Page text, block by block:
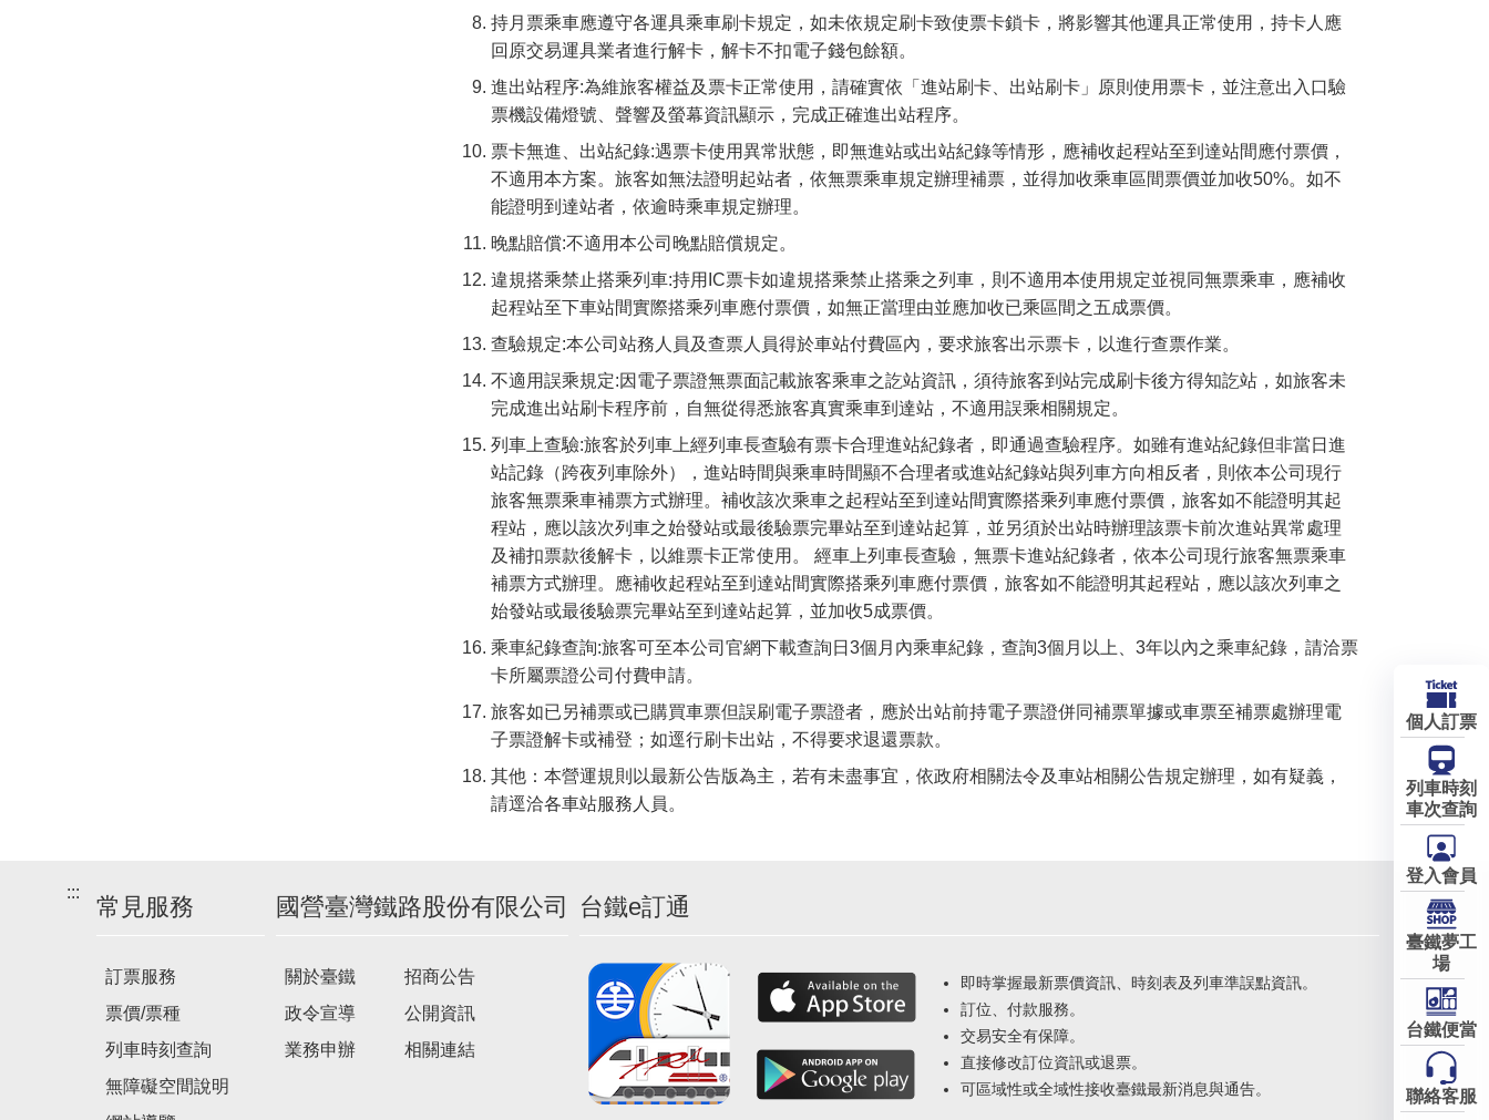
持月票乘車應遵守各運具乘車刷卡規定，如未依規定刷卡致使票卡鎖卡，將影響其他運具正常使用，持卡人應
回原交易運具業者進行解卡，解卡不扣電子錢包餘額。
進出站程序:為維旅客權益及票卡正常使用，請確實依「進站刷卡、出站刷卡」原則使用票卡，並注意出入口驗
票機設備燈號、聲響及螢幕資訊顯示，完成正確進出站程序。
票卡無進、出站紀錄:遇票卡使用異常狀態，即無進站或出站紀錄等情形，應補收起程站至到達站間應付票價，
不適用本方案。旅客如無法證明起站者，依無票乘車規定辦理補票，並得加收乘車區間票價並加收50%。如不
能證明到達站者，依逾時乘車規定辦理。
晚點賠償:不適用本公司晚點賠償規定。
違規搭乘禁止搭乘列車:持用IC票卡如違規搭乘禁止搭乘之列車，則不適用本使用規定並視同無票乘車，應補收
起程站至下車站間實際搭乘列車應付票價，如無正當理由並應加收已乘區間之五成票價。
查驗規定:本公司站務人員及查票人員得於車站付費區內，要求旅客出示票卡，以進行查票作業。
不適用誤乘規定:因電子票證無票面記載旅客乘車之訖站資訊，須待旅客到站完成刷卡後方得知訖站，如旅客未
完成進出站刷卡程序前，自無從得悉旅客真實乘車到達站，不適用誤乘相關規定。
列車上查驗:旅客於列車上經列車長查驗有票卡合理進站紀錄者，即通過查驗程序。如雖有進站紀錄但非當日進
站記錄（跨夜列車除外），進站時間與乘車時間顯不合理者或進站紀錄站與列車方向相反者，則依本公司現行
旅客無票乘車補票方式辦理。補收該次乘車之起程站至到達站間實際搭乘列車應付票價，旅客如不能證明其起
程站，應以該次列車之始發站或最後驗票完畢站至到達站起算，並另須於出站時辦理該票卡前次進站異常處理
及補扣票款後解卡，以維票卡正常使用。 經車上列車長查驗，無票卡進站紀錄者，依本公司現行旅客無票乘車
補票方式辦理。應補收起程站至到達站間實際搭乘列車應付票價，旅客如不能證明其起程站，應以該次列車之
始發站或最後驗票完畢站至到達站起算，並加收5成票價。
乘車紀錄查詢:旅客可至本公司官網下載查詢日3個月內乘車紀錄，查詢3個月以上、3年以內之乘車紀錄，請洽票
卡所屬票證公司付費申請。
旅客如已另補票或已購買車票但誤刷電子票證者，應於出站前持電子票證併同補票單據或車票至補票處辦理電
子票證解卡或補登；如逕行刷卡出站，不得要求退還票款。
其他：本營運規則以最新公告版為主，若有未盡事宜，依政府相關法令及車站相關公告規定辦理，如有疑義，
請逕洽各車站服務人員。
:::
常見服務
訂票服務
票價/票種
列車時刻查詢
無障礙空間說明
國營臺灣鐵路股份有限公司
關於臺鐵
政令宣導
業務申辦
招商公告
公開資訊
相關連結
台鐵e訂通
即時掌握最新票價資訊、時刻表及列車準誤點資訊。
訂位、付款服務。
交易安全有保障。
直接修改訂位資訊或退票。
可區域性或全域性接收臺鐵最新消息與通告。
個人訂票
列車時刻
車次查詢
登入會員
臺鐵夢工
場
台鐵便當
聯絡客服